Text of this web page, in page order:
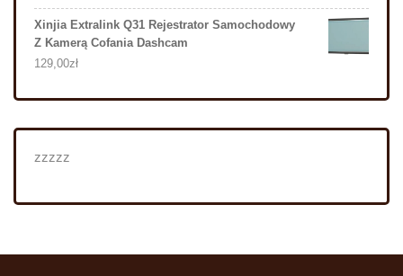
Xinjia Extralink Q31 Rejestrator Samochodowy
Z Kamerą Cofania Dashcam
129,00zł
zzzzz